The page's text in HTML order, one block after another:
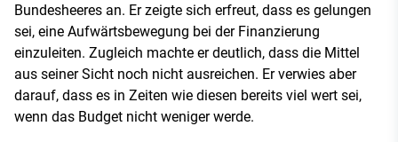
Bundesheeres an. Er zeigte sich erfreut, dass es gelungen
sei, eine Aufwärtsbewegung bei der Finanzierung
einzuleiten. Zugleich machte er deutlich, dass die Mittel
aus seiner Sicht noch nicht ausreichen. Er verwies aber
darauf, dass es in Zeiten wie diesen bereits viel wert sei,
wenn das Budget nicht weniger werde.